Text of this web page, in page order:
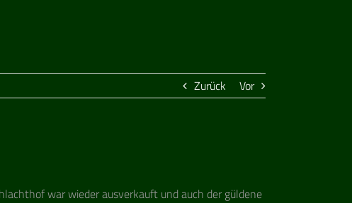
Zurück Vor
war wie­der aus­ver­kauft und auch der gül­dene